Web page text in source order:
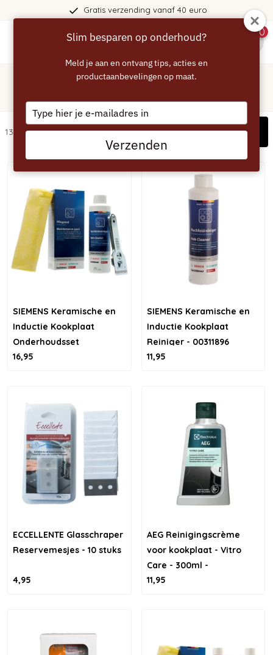
Gratis verzending vanaf 40 euro
0
Kookplaat/Inductie
13 artikelen Filters
SIEMENS Keramische en
Inductie Kookplaat
Onderhoudsset
16,95
SIEMENS Keramische en
Inductie Kookplaat
Reiniger - 00311896
11,95
ECCELLENTE Glasschraper
Reservemesjes - 10 stuks
4,95
AEG Reinigingscrème
voor kookplaat - Vitro
Care - 300ml -
9029865244
11,95
Slim besparen op onderhoud?
Meld je aan en ontvang tips, acties en
productaanbevelingen op maat.
Type
your
email
Verzenden